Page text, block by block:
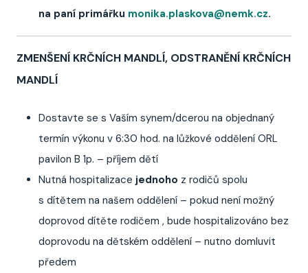
na paní primářku monika.plaskova@nemk.cz.
ZMENŠENÍ KRČNÍCH MANDLÍ, ODSTRANĚNÍ KRČNÍCH
MANDLÍ
Dostavte se s Vaším synem/dcerou na objednaný
termín výkonu v 6:30 hod. na lůžkové oddělení ORL
pavilon B 1p. – příjem dětí
Nutná hospitalizace jednoho z rodičů spolu
s dítětem na našem oddělení – pokud není možný
doprovod dítěte rodičem , bude hospitalizováno bez
doprovodu na dětském oddělení – nutno domluvit
předem